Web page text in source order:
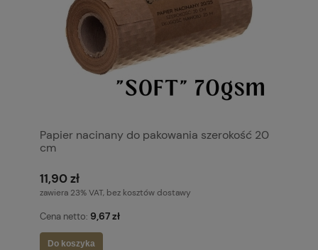
Papier nacinany do pakowania szerokość 20
cm
11,90 zł
zawiera 23% VAT, bez kosztów dostawy
Cena netto: 9,67 zł
Do koszyka